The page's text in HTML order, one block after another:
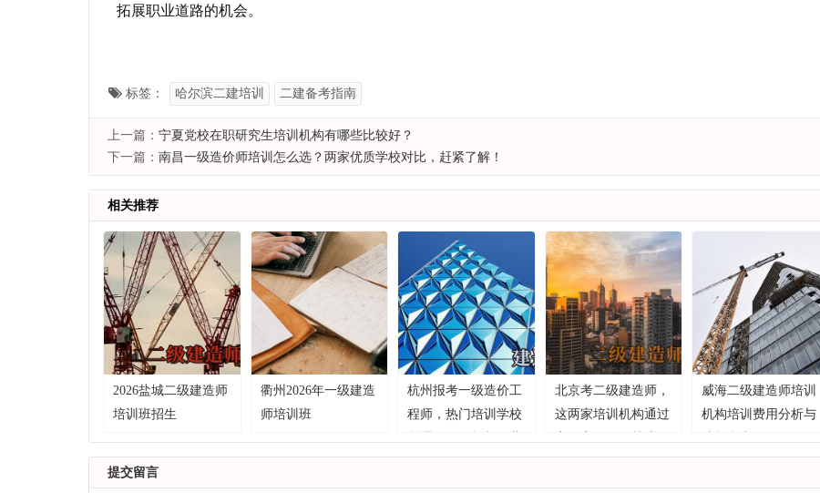
拓展职业道路的机会。
标签： 哈尔滨二建培训 二建备考指南
上一篇： 宁夏党校在职研究生培训机构有哪些比较好？
下一篇： 南昌一级造价师培训怎么选？两家优质学校对比，赶紧了解！
相关推荐
2026盐城二级建造师
培训班招生
衢州2026年一级建造
师培训班
杭州报考一级造价工
程师，热门培训学校
参考！
北京考二级建造师，
这两家培训机构通过
威海二级建造师培训
机构培训费用分析与
提交留言